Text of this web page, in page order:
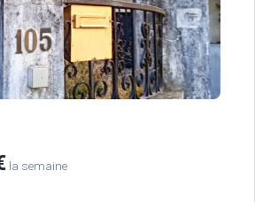
la semaine